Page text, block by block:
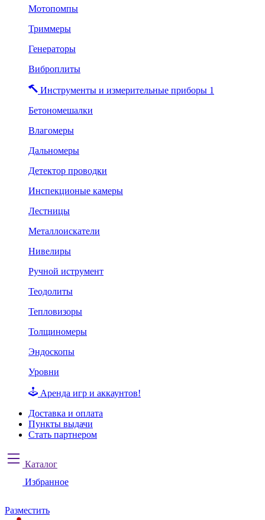
Мотопомпы
Триммеры
Генераторы
Виброплиты
Инструменты и измерительные приборы 1
Бетономешалки
Влагомеры
Дальномеры
Детектор проводки
Инспекционые камеры
Лестницы
Металлоискатели
Нивелиры
Ручной иструмент
Теодолиты
Тепловизоры
Толщиномеры
Эндоскопы
Уровни
Аренда игр и аккаунтов!
Доставка и оплата
Пункты выдачи
Стать партнером
Каталог
Избранное
Разместить